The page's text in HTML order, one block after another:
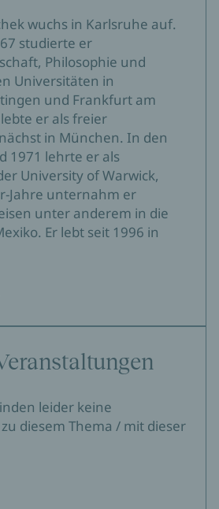
wuchs in Karlsruhe auf.
studierte er
Philosophie und
Universitäten in
und Frankfurt am
er als freier
in München. In den
1971 lehrte er als
University of Warwick,
Jahre unternahm er
unter anderem in die
Er lebt seit 1996 in
leider keine
diesem Thema / mit dieser